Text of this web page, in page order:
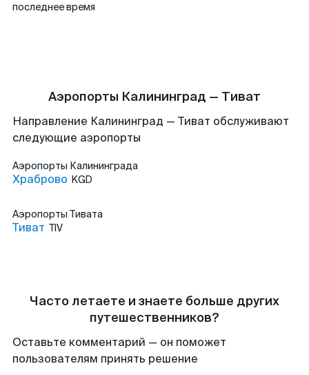
последнее время
Аэропорты Калининград — Тиват
Направление Калининград — Тиват обслуживают
следующие аэропорты
Аэропорты Калининграда
Храброво KGD
Аэропорты Тивата
Тиват TIV
Часто летаете и знаете больше других
путешественников?
Оставьте комментарий — он поможет
пользователям принять решение